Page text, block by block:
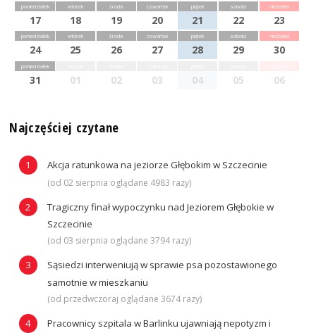
poniedziałek
17
wtorek
18
środa
19
czwartek
20
piątek
21
sobota
22
niedziela
23
poniedziałek
24
wtorek
25
środa
26
czwartek
27
piątek
28
sobota
29
niedziela
30
poniedziałek
31 01 02 03 04 05 06
Najczęściej czytane
Akcja ratunkowa na jeziorze Głębokim w Szczecinie
(od 02 sierpnia oglądane 4983 razy)
Tragiczny finał wypoczynku nad Jeziorem Głębokie w
Szczecinie
(od 03 sierpnia oglądane 3794 razy)
Sąsiedzi interweniują w sprawie psa pozostawionego
samotnie w mieszkaniu
(od przedwczoraj oglądane 3674 razy)
Pracownicy szpitala w Barlinku ujawniają nepotyzm i